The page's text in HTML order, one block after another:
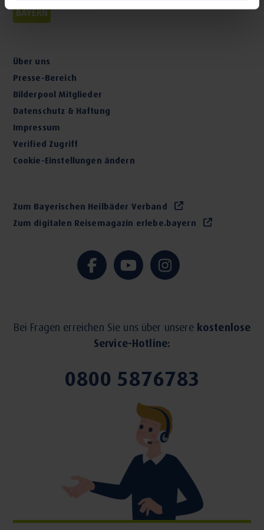
Über uns
Presse-Bereich
Bilderpool Mitglieder
Datenschutz & Haftung
Impressum
Verified Zugriff
Cookie-Einstellungen ändern
Zum Bayerischen Heilbäder Verband
Zum digitalen Reisemagazin erlebe.bayern
Bei Fragen erreichen Sie uns über unsere kostenlose
Service-Hotline:
0800 5876783